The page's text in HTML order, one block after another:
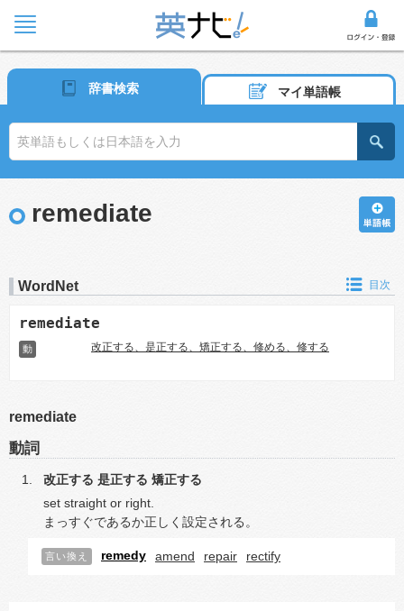
辞書検索 マイ単語帳
remediate
WordNet 目次
remediate
動 改正する、是正する、矯正する、修める、修する
remediate
動詞
改正する 是正する 矯正する
set straight or right.
まっすぐであるか正しく設定される。
言い換え remedy amend repair rectify